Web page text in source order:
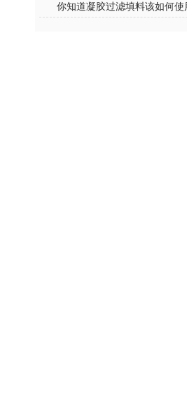
你知道凝胶过滤填料该如何使